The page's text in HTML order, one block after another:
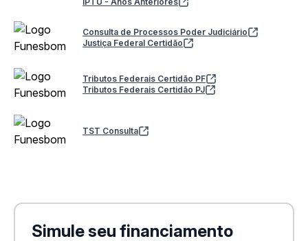
Consulta de Processos Poder Judiciário
Justiça Federal Certidão
Tributos Federais Certidão PF
Tributos Federais Certidão PJ
TST Consulta
Simule seu financiamento